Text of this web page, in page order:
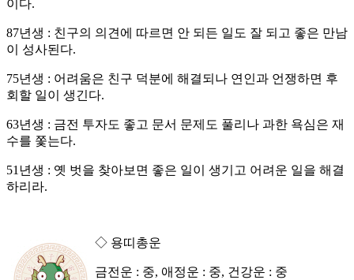
이다.
87년생 : 친구의 의견에 따르면 안 되든 일도 잘 되고 좋은 만남
이 성사된다.
75년생 : 어려움은 친구 덕분에 해결되나 연인과 언쟁하면 후
회할 일이 생긴다.
63년생 : 금전 투자도 좋고 문서 문제도 풀리나 과한 욕심은 재
수를 쫓는다.
51년생 : 옛 벗을 찾아보면 좋은 일이 생기고 어려운 일을 해결
하리라.
◇ 용띠총운
금전운 : 중, 애정운 : 중, 건강운 : 중